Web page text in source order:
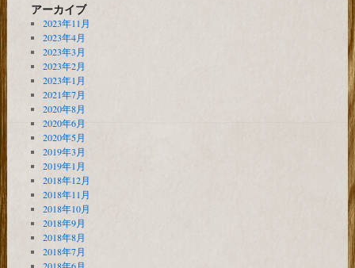
アーカイブ
2023年11月
2023年4月
2023年3月
2023年2月
2023年1月
2021年7月
2020年8月
2020年6月
2020年5月
2019年3月
2019年1月
2018年12月
2018年11月
2018年10月
2018年9月
2018年8月
2018年7月